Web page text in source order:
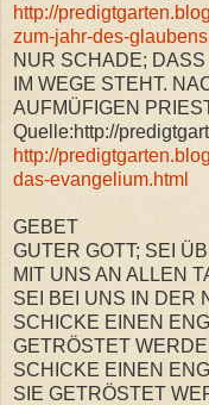
http://
zum-jahr-des-
NUR SCHADE;
IM WEGE STEHT.
AUFMÜFIGEN
Quelle:http://
http://
das-evangelium.html
GEBET
GUTER GOTT; SEI
MIT UNS AN ALLEN
SEI BEI UNS IN DER
SCHICKE EINEN
GETRÖSTET
SCHICKE EINEN
SIE GETRÖSTET